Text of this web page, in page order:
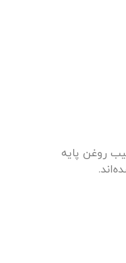
روغن پایه